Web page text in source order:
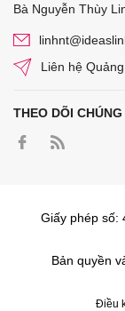
Bà Nguyễn Thùy
Liên hệ
THEO DÕI CHÚNG
Giấy phép số:
Bản quyền
Điều